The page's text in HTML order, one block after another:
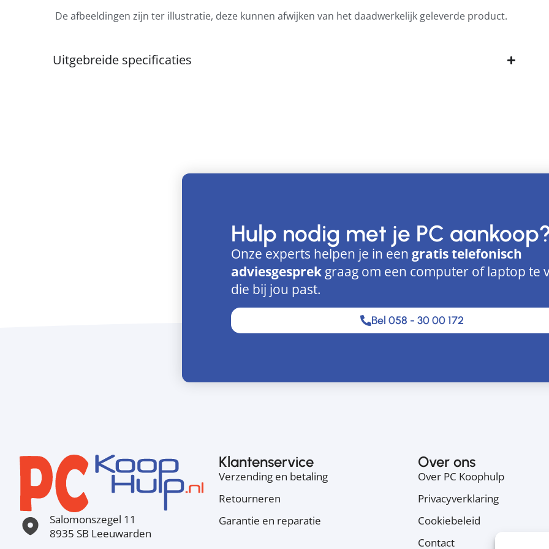
De afbeeldingen zijn ter illustratie, deze kunnen afwijken van het daadwerkelijk geleverde product.
Uitgebreide specificaties
Hulp nodig met je PC
Onze experts helpen je in een gratis telefonisch
adviesgesprek graag om een computer of laptop te
die bij jou past.
Bel 058 - 30 00 172
Salomonszegel 11
8935 SB Leeuwarden
Klantenservice
Verzending en betaling
Retourneren
Garantie en reparatie
Over ons
Over PC Koophulp
Privacyverklaring
Cookiebeleid
Contact